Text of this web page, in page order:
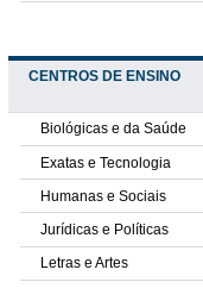
CENTROS DE ENSINO
Biológicas e da Saúde
Exatas e Tecnologia
Humanas e Sociais
Jurídicas e Políticas
Letras e Artes